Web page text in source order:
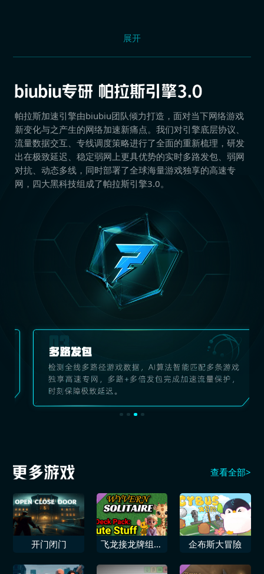
展开
帕拉斯加速引擎由biubiu团队倾力打造，面对当下网络游戏
新变化与之产生的网络加速新痛点。我们对引擎底层协议、
流量数据交互、专线调度策略进行了全面的重新梳理，研发
出在极致延迟、稳定弱网上更具优势的实时多路发包、弱网
对抗、动态多线，同时部署了全球海量游戏独享的高速专
网，四大黑科技组成了帕拉斯引擎3.0。
查看全部>
开门闭门
飞龙接龙牌组可
企布斯大冒險